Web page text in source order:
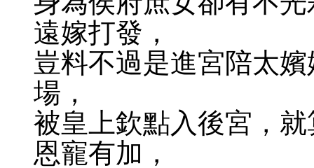
遠嫁打發，
豈料不過是進宮陪太
場，
被皇上欽點入後宮，
恩寵有加，